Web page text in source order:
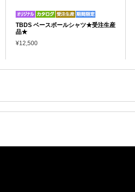
TBDS ベースボールシャツ★受注生産
品★
¥12,500